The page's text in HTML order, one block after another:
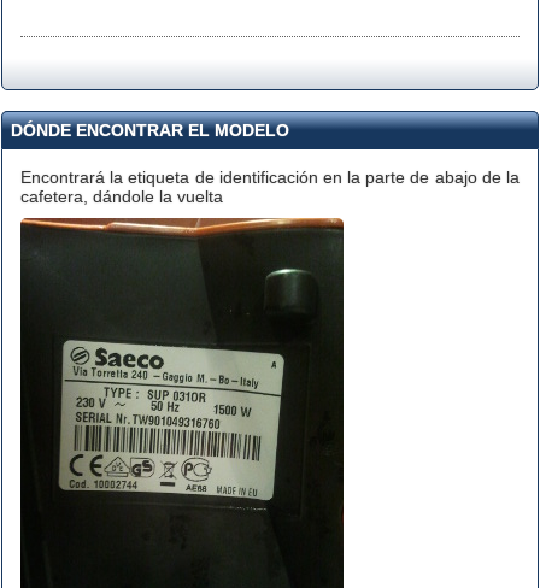
DÓNDE ENCONTRAR EL MODELO
Encontrará la etiqueta de identificación en la parte de abajo de la
cafetera, dándole la vuelta